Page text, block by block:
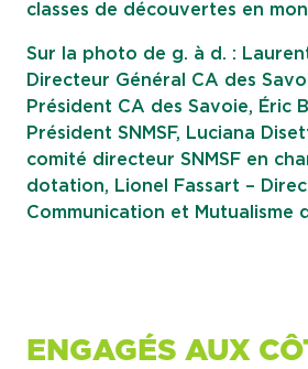
classes de découvertes en
Sur la photo de g. à d. :
Directeur Général CA des
Président CA des Savoie, Éric
Président SNMSF, Luciana
comité directeur SNMSF en
dotation, Lionel Fassart –
Communication et Mutualisme
ENGAGÉS AUX